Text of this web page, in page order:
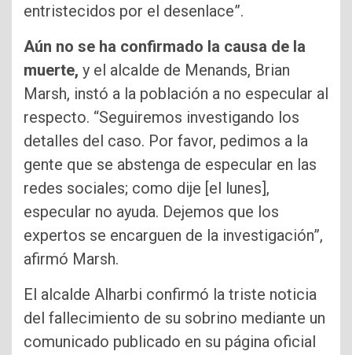
entristecidos por el desenlace”.
Aún no se ha confirmado la causa de la
muerte, y el alcalde de Menands, Brian
Marsh, instó a la población a no especular al
respecto. “Seguiremos investigando los
detalles del caso. Por favor, pedimos a la
gente que se abstenga de especular en las
redes sociales; como dije [el lunes],
especular no ayuda. Dejemos que los
expertos se encarguen de la investigación”,
afirmó Marsh.
El alcalde Alharbi confirmó la triste noticia
del fallecimiento de su sobrino mediante un
comunicado publicado en su página oficial